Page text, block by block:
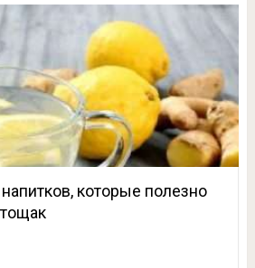
которые полезно